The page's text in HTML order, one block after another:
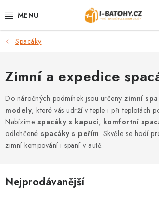
na
VÝPRODEJ %
BATOHY
TAŠKY, KABELKY
CESTOVNÍ ZAVAZADLA
LEDVINKY
PENĚŽENKY
Spacáky
Zimní a expedice
Do náročných podmínek jsou určeny zimní
modely, které vás udrží v teple i při teplotách
Nabízíme spacáky s kapucí, komfortní
odlehčené spacáky s peřím. Skvěle se hodí
zimní kempování i spaní v autě.
Nejprodávanější